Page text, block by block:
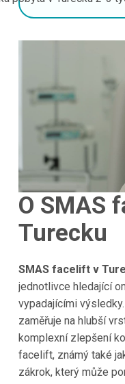
O SMAS
Turecku
SMAS facelift v
jednotlivce hledající
vypadajícími
zaměřuje na hlubší
komplexní zlepšení
facelift, známý také
zákrok, který může